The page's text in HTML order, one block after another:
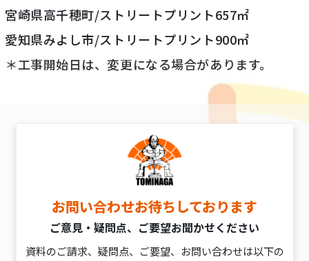
宮崎県高千穂町/ストリートプリント657㎡
愛知県みよし市/ストリートプリント900㎡
＊工事開始日は、変更になる場合があります。
お問い合わせお待ちしております
ご意見・疑問点、ご要望お聞かせください
資料のご請求、疑問点、ご要望、お問い合わせは以下の